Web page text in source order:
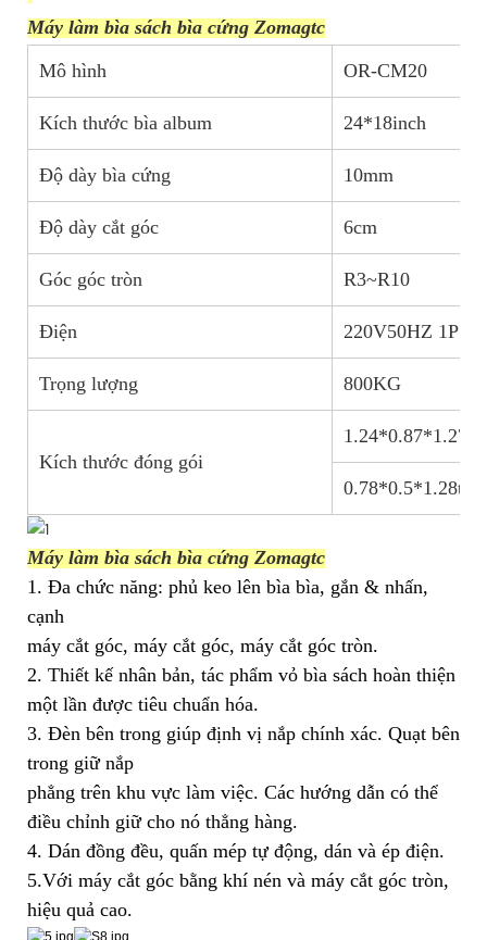
Máy làm bìa sách bìa cứng Zomagtc
Mô hình
OR-CM20
Kích thước bìa album 24*18inch
Độ dày bìa cứng 10mm
Độ dày cắt góc 6cm
Góc góc tròn R3~R10
Điện 220V50HZ 1P
Trọng lượng 800KG
Kích thước đóng gói
0.78*0.5*1.28tôi
Máy làm bìa sách bìa cứng Zomagtc
1. Đa chức năng: phủ keo lên bìa bìa, gắn & nhấn,
cạnh
máy cắt góc, máy cắt góc, máy cắt góc tròn.
2. Thiết kế nhân bản, tác phẩm vỏ bìa sách hoàn thiện
một lần được tiêu chuẩn hóa.
3. Đèn bên trong giúp định vị nắp chính xác. Quạt bên
trong giữ nắp
phẳng trên khu vực làm việc. Các hướng dẫn có thể
điều chỉnh giữ cho nó thẳng hàng.
4. Dán đồng đều, quấn mép tự động, dán và ép điện.
5.Với máy cắt góc bằng khí nén và máy cắt góc tròn,
hiệu quả cao.